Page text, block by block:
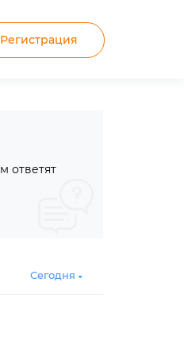
Регистрация
ответят
Сегодня